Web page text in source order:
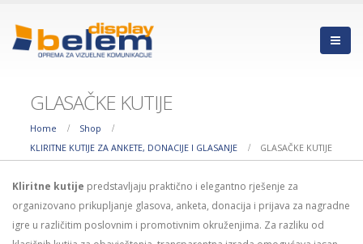
GLASAČKE KUTIJE
Home
Shop
KLIRITNE KUTIJE ZA ANKETE, DONACIJE I GLASANJE
GLASAČKE KUTIJE
Kliritne kutije predstavljaju praktično i elegantno rješenje za
organizovano prikupljanje glasova, anketa, donacija i prijava za nagradne
igre u različitim poslovnim i promotivnim okruženjima. Za razliku od